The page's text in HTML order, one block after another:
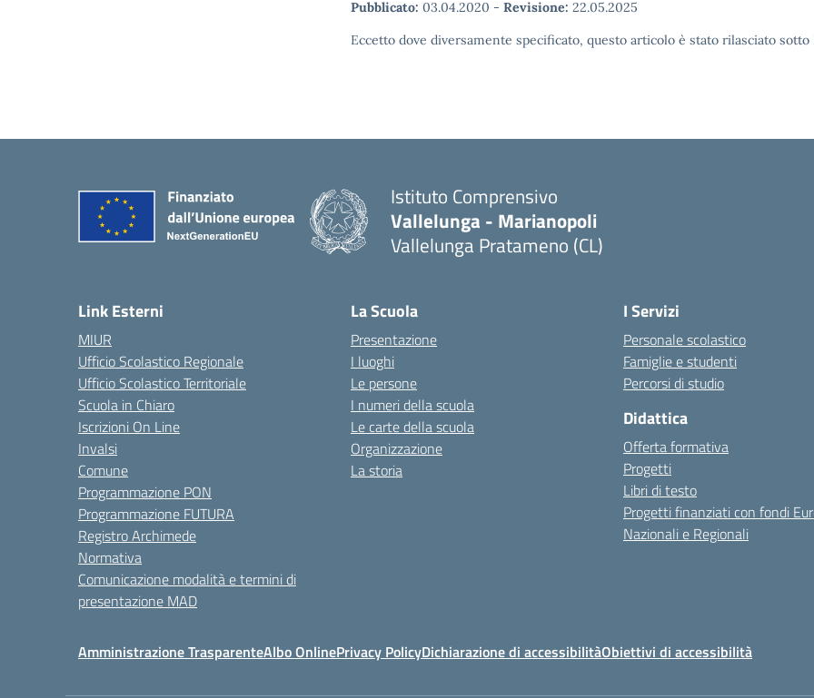
Pubblicato: 03.04.2020 - Revisione: 22.05.2025
Eccetto dove diversamente specificato, questo articolo è stato rilasciato
Istituto Comprensivo
Vallelunga - Marianopoli
Vallelunga Pratameno (CL)
Link Esterni
MIUR
Ufficio Scolastico Regionale
Ufficio Scolastico Territoriale
Scuola in Chiaro
Iscrizioni On Line
Invalsi
Comune
Programmazione PON
Programmazione FUTURA
Registro Archimede
Normativa
Comunicazione modalità e termini di
presentazione MAD
La Scuola
Presentazione
I luoghi
Le persone
I numeri della scuola
Le carte della scuola
Organizzazione
La storia
I Servizi
Personale scolastico
Famiglie e studenti
Percorsi di studio
Didattica
Offerta formativa
Progetti
Libri di testo
Progetti finanziati con fondi
Nazionali e Regionali
Amministrazione TrasparenteAlbo OnlinePrivacy PolicyDichiarazione di accessibilitàObiettivi di accessibilità